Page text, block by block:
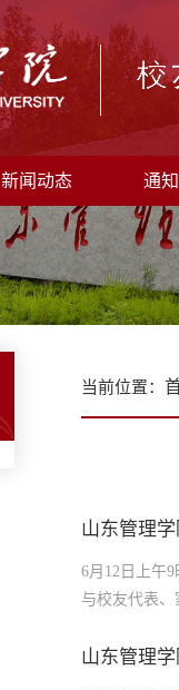
新闻动态 通
当前位置：
山东管理
6月12日上午
与校友代表
院关于表彰
山东管理